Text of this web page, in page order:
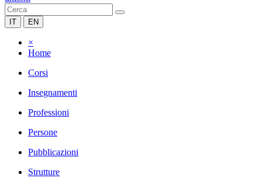
IT EN
×
Home
Corsi
Insegnamenti
Professioni
Persone
Pubblicazioni
Strutture